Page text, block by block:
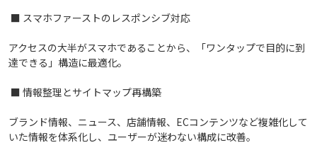
■ スマホファーストのレスポンシブ対応
アクセスの大半がスマホであることから、「ワンタップで目的に到
達できる」構造に最適化。
■ 情報整理とサイトマップ再構築
ブランド情報、ニュース、店舗情報、ECコンテンツなど複雑化して
いた情報を体系化し、ユーザーが迷わない構成に改善。